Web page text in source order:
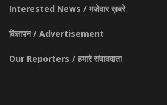
Interested News / मज़ेदार ख़बरे
विज्ञापन / Advertisement
Our Reporters / हमारे संवाददाता